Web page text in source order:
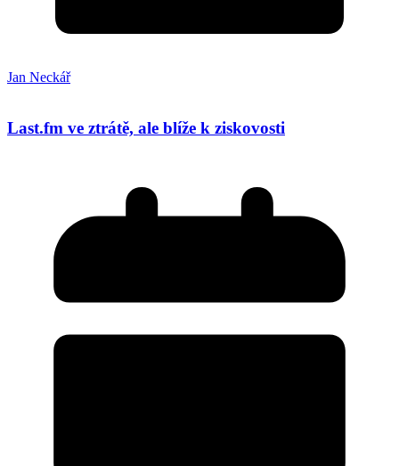
Jan Neckář
Last.fm ve ztrátě, ale blíže k ziskovosti